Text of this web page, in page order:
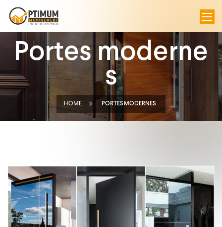
Portes moderne
s
HOME PORTES MODERNES